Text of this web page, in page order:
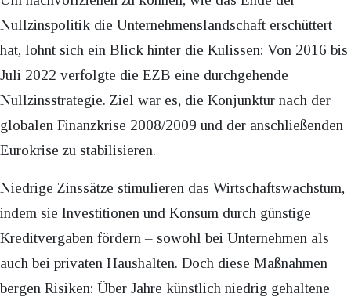
Nullzinspolitik die Unternehmenslandschaft erschüttert
hat, lohnt sich ein Blick hinter die Kulissen: Von 2016 bis
Juli 2022 verfolgte die EZB eine durchgehende
Nullzinsstrategie. Ziel war es, die Konjunktur nach der
globalen Finanzkrise 2008/2009 und der anschließenden
Eurokrise zu stabilisieren.
Niedrige Zinssätze stimulieren das Wirtschaftswachstum,
indem sie Investitionen und Konsum durch günstige
Kreditvergaben fördern – sowohl bei Unternehmen als
auch bei privaten Haushalten. Doch diese Maßnahmen
bergen Risiken: Über Jahre künstlich niedrig gehaltene